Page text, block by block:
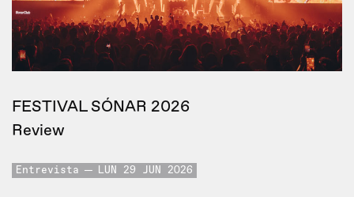
FESTIVAL SÓNAR 2026
Review
Entrevista LUN 29 JUN 2026